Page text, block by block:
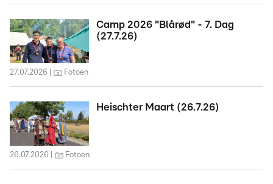
Camp 2026 "Blårød" - 7. Dag
(27.7.26)
27.07.2026 Fotoen
Heischter Maart (26.7.26)
26.07.2026 Fotoen